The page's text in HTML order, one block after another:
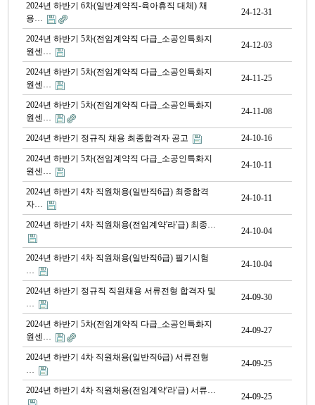
2024년 하반기 6차(일반계약직-육아휴직 대체) 채
용…
24-12-31
2024년 하반기 5차(전임계약직 다급_소공인특화지
원센…
24-12-03
2024년 하반기 5차(전임계약직 다급_소공인특화지
원센…
24-11-25
2024년 하반기 5차(전임계약직 다급_소공인특화지
원센…
24-11-08
2024년 하반기 정규직 채용 최종합격자 공고 24-10-16
2024년 하반기 5차(전임계약직 다급_소공인특화지
원센…
24-10-11
2024년 하반기 4차 직원채용(일반직6급) 최종합격
자…
24-10-11
2024년 하반기 4차 직원채용(전임계약'라'급) 최종…
24-10-04
2024년 하반기 4차 직원채용(일반직6급) 필기시험
…
24-10-04
2024년 하반기 정규직 직원채용 서류전형 합격자 및
…
24-09-30
2024년 하반기 5차(전임계약직 다급_소공인특화지
원센…
24-09-27
2024년 하반기 4차 직원채용(일반직6급) 서류전형
…
24-09-25
2024년 하반기 4차 직원채용(전임계약'라'급) 서류…
24-09-25